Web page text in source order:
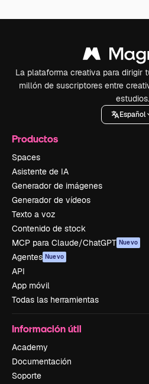
La plataforma creativa para dirigir
millón de suscriptores entre
estudios.
Español
Productos
Spaces
Asistente de IA
Generador de imágenes
Generador de vídeos
Texto a voz
Contenido de stock
MCP para Claude/ChatGPT Nuevo
Agentes Nuevo
API
App móvil
Todas las herramientas
Información útil
Academy
Documentación
Soporte